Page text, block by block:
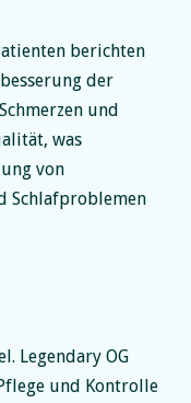
berichten
der
und
was
von
Schlafproblemen
Legendary OG
und Kontrolle